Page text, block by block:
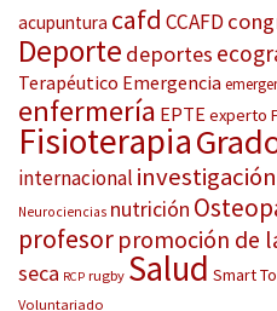
acupuntura cafd CCAFD
Deporte deportes
Terapéutico Emergencia
enfermería EPTE experto
Fisioterapia
internacional investigación
Neurociencias nutrición
profesor promoción de
seca RCP rugby Salud Smart
Voluntariado